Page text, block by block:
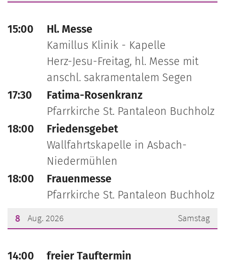
???msg.page.sr.date??? 7. August 2026
15:00
Hl. Messe
Kamillus Klinik - Kapelle
Herz-Jesu-Freitag, hl. Messe mit
anschl. sakramentalem Segen
17:30
Fatima-Rosenkranz
Pfarrkirche St. Pantaleon Buchholz
18:00
Friedensgebet
Wallfahrtskapelle in Asbach-
Niedermühlen
18:00
Frauenmesse
Pfarrkirche St. Pantaleon Buchholz
Samstag
8 Aug. 2026
???msg.page.sr.date??? 8. August 2026
14:00
freier Tauftermin